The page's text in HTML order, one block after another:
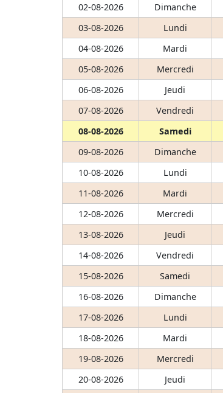
02-08-2026
Dimanche
03-08-2026
Lundi
04-08-2026
Mardi
05-08-2026
Mercredi
06-08-2026
Jeudi
07-08-2026
Vendredi
08-08-2026
Samedi
09-08-2026
Dimanche
10-08-2026
Lundi
11-08-2026
Mardi
12-08-2026
Mercredi
13-08-2026
Jeudi
14-08-2026
Vendredi
15-08-2026
Samedi
16-08-2026
Dimanche
17-08-2026
Lundi
18-08-2026
Mardi
19-08-2026
Mercredi
20-08-2026
Jeudi